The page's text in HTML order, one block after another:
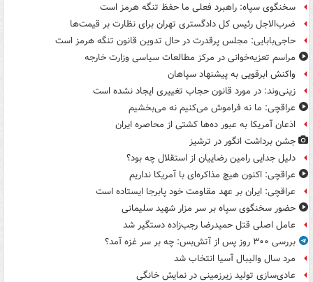
سخنگوی سپاه: راهبرد فعلی ما حفظ تنگه هرمز است
ضرب‌الاجل رئیس کل دادگستری تهران برای نظارت بر قیمت‌ها
حاجی‌بابایی: مجلس پرقدرت در حال تدوین قانون تنگه هرمز است
مراسم تعزیه‌خوانی در مرکز مطالعات سیاسی وزارت خارجه
واکنش ابرقویی به پیشنهاد سپاهان
زینی‌وند: در مورد قانون حجاب تغییری ایجاد نشده است
عراقچی: ما نه فراموش می‌کنیم نه می‌بخشیم
اذعان آمریکا به عبور ده‌ها کشتی از محاصره ایران
جشن برداشت انگور در ترشیز
دلیل جدایی رامین رضاییان از استقلال چه بود؟
عراقچی: اکنون هیچ مذاکره‌ای با آمریکا نداریم
عراقچی: ایران بر عهد مقاومت خود پابرجا ایستاده است
حضور سخنگوی سپاه بر سر مزار شهید سلیمانی
عامل اصلی قتل حمیدرضا رجب‌زاده دستگیر شد
بررسی ۳۰۰ روز پس از آتش‌بس: چه بر سر غزه آمد؟
مرد سال والیبال آسیا انتخاب شد
عادی‌سازی تولید زیرزمینی در نمایش خانگی